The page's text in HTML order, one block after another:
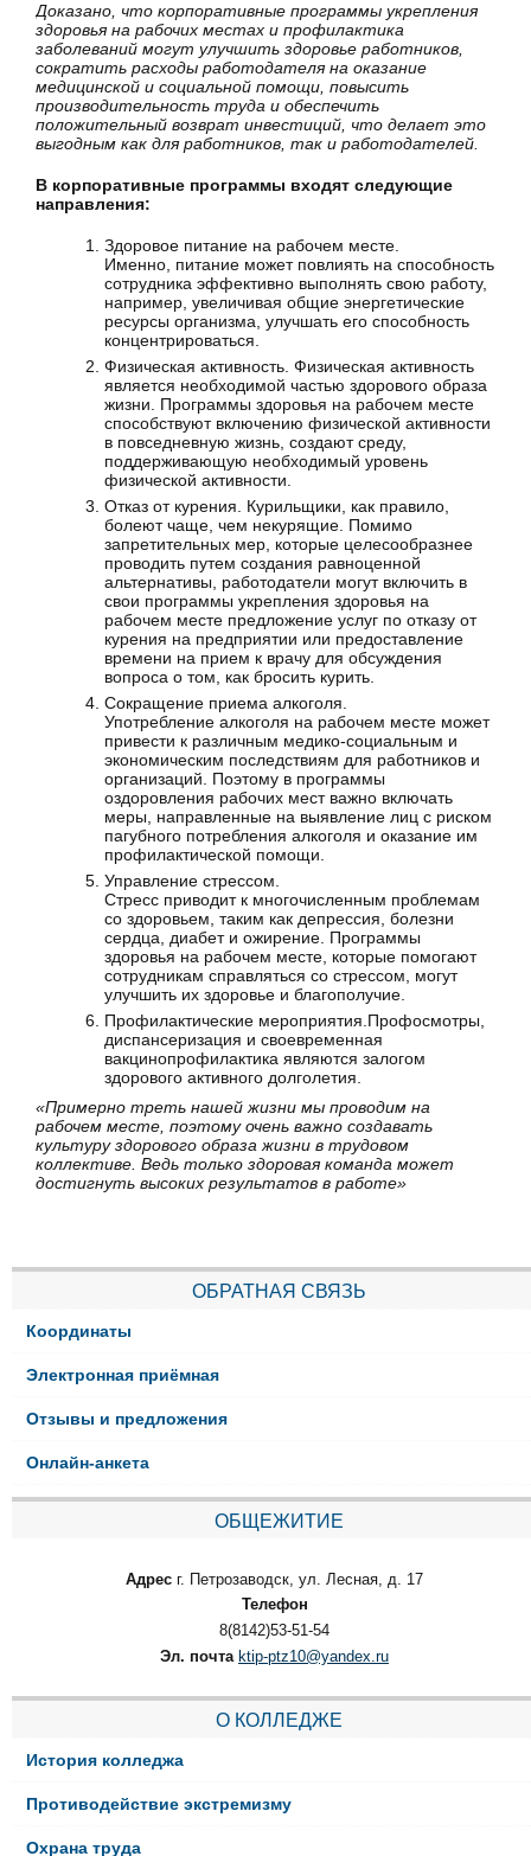
Доказано, что корпоративные программы укрепления
здоровья на рабочих местах и профилактика
заболеваний могут улучшить здоровье работников,
сократить расходы работодателя на оказание
медицинской и социальной помощи, повысить
производительность труда и обеспечить
положительный возврат инвестиций, что делает это
выгодным как для работников, так и работодателей.
В корпоративные программы входят следующие
направления:
Здоровое питание на рабочем месте.
Именно, питание может повлиять на способность
сотрудника эффективно выполнять свою работу,
например, увеличивая общие энергетические
ресурсы организма, улучшать его способность
концентрироваться.
Физическая активность. Физическая активность
является необходимой частью здорового образа
жизни. Программы здоровья на рабочем месте
способствуют включению физической активности
в повседневную жизнь, создают среду,
поддерживающую необходимый уровень
физической активности.
Отказ от курения. Курильщики, как правило,
болеют чаще, чем некурящие. Помимо
запретительных мер, которые целесообразнее
проводить путем создания равноценной
альтернативы, работодатели могут включить в
свои программы укрепления здоровья на
рабочем месте предложение услуг по отказу от
курения на предприятии или предоставление
времени на прием к врачу для обсуждения
вопроса о том, как бросить курить.
Сокращение приема алкоголя.
Употребление алкоголя на рабочем месте может
привести к различным медико-социальным и
экономическим последствиям для работников и
организаций. Поэтому в программы
оздоровления рабочих мест важно включать
меры, направленные на выявление лиц с риском
пагубного потребления алкоголя и оказание им
профилактической помощи.
Управление стрессом.
Стресс приводит к многочисленным проблемам
со здоровьем, таким как депрессия, болезни
сердца, диабет и ожирение. Программы
здоровья на рабочем месте, которые помогают
сотрудникам справляться со стрессом, могут
улучшить их здоровье и благополучие.
Профилактические мероприятия.Профосмотры,
диспансеризация и своевременная
вакцинопрофилактика являются залогом
здорового активного долголетия.
«Примерно треть нашей жизни мы проводим на
рабочем месте, поэтому очень важно создавать
культуру здорового образа жизни в трудовом
коллективе. Ведь только здоровая команда может
достигнуть высоких результатов в работе»
ОБРАТНАЯ СВЯЗЬ
Координаты
Электронная приёмная
Отзывы и предложения
Онлайн-анкета
ОБЩЕЖИТИЕ
Адрес г. Петрозаводск, ул. Лесная, д. 17
Телефон
8(8142)53-51-54
Эл. почта ktip-ptz10@yandex.ru
О КОЛЛЕДЖЕ
История колледжа
Противодействие экстремизму
Охрана труда